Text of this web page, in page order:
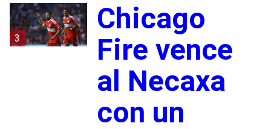
3
Chicago
Fire vence
al Necaxa
con un